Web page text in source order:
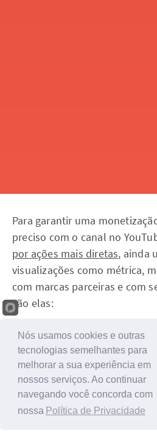
Para garantir uma
preciso com o canal no
por ações mais diretas, ainda
visualizações como métrica,
com marcas parceiras e com
são elas:
Participe de programas
Algumas marcas oferecem
que nada mais são que
divulga os produtos da marca
Nós usamos cookies e outras
tecnologias semelhantes para
melhorar a sua experiência em
nossos serviços. Ao continuar
navegando você concorda com
nossa Política de Privacidade